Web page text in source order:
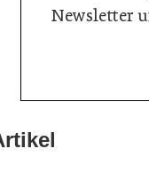
Newsletter
2026 für Ihren